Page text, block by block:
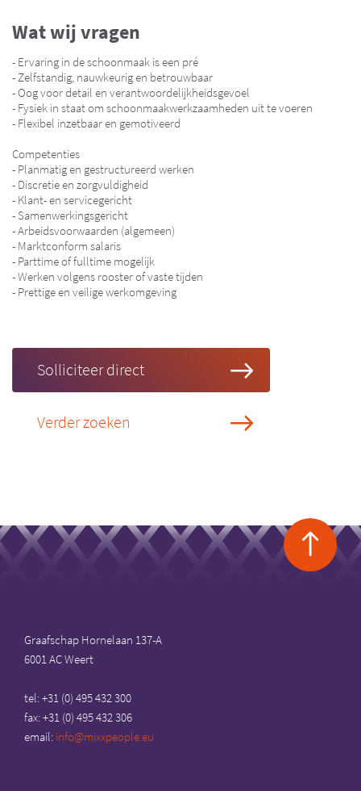
Wat wij vragen
- Ervaring in de schoonmaak is een pré
- Zelfstandig, nauwkeurig en betrouwbaar
- Oog voor detail en verantwoordelijkheidsgevoel
- Fysiek in staat om schoonmaakwerkzaamheden uit te voeren
- Flexibel inzetbaar en gemotiveerd
Competenties
- Planmatig en gestructureerd werken
- Discretie en zorgvuldigheid
- Klant- en servicegericht
- Samenwerkingsgericht
- Arbeidsvoorwaarden (algemeen)
- Marktconform salaris
- Parttime of fulltime mogelijk
- Werken volgens rooster of vaste tijden
- Prettige en veilige werkomgeving
Solliciteer direct
Verder zoeken
Graafschap Hornelaan 137-A
6001 AC Weert
tel: +31 (0) 495 432 300
fax: +31 (0) 495 432 306
email: info@mixxpeople.eu